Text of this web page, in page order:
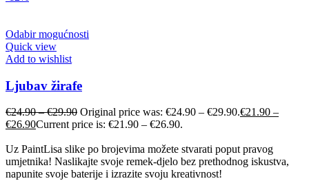
Odabir mogućnosti
Quick view
Add to wishlist
Ljubav žirafe
€24.90–€29.90 Original price was: €24.90 – €29.90.€21.90 –
€26.90Current price is: €21.90 – €26.90.
Uz PaintLisa slike po brojevima možete stvarati poput pravog
umjetnika! Naslikajte svoje remek-djelo bez prethodnog iskustva,
napunite svoje baterije i izrazite svoju kreativnost!